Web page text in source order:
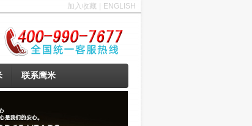
加入收藏 ENGLISH
联系鹰米